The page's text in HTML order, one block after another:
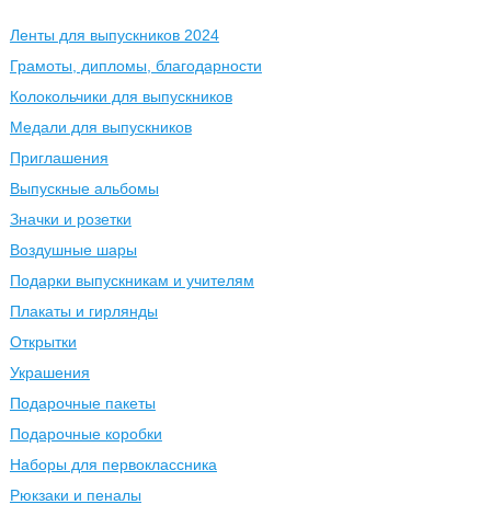
Ленты для выпускников 2024
Грамоты, дипломы, благодарности
Колокольчики для выпускников
Медали для выпускников
Приглашения
Выпускные альбомы
Значки и розетки
Воздушные шары
Подарки выпускникам и учителям
Плакаты и гирлянды
Открытки
Украшения
Подарочные пакеты
Подарочные коробки
Наборы для первоклассника
Рюкзаки и пеналы